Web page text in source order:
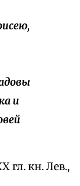
и
гл. кн. Лев.,